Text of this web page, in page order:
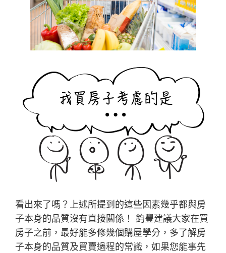
看出來了嗎？上述所提到的這些因素幾乎都與房
子本身的品質沒有直接關係！ 鈞豐建議大家在買
房子之前，最好能多修幾個購屋學分，多了解房
子本身的品質及買賣過程的常識，如果您能事先